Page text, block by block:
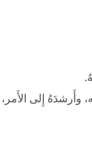
وأَرشدَهُ إِلى